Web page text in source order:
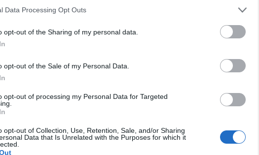
Data Processing Opt Outs
opt-out of the Sharing of my personal data.
opt-out of the Sale of my Personal Data.
opt-out of processing my Personal Data for Targeted
opt-out of Collection, Use, Retention, Sale, and/or Sharing
Data that Is Unrelated with the Purposes for which it
να δώσει μια
τον γιο του
Και οι μαϊμούδες έχουν κατοικίδια! Οι
"φιλίες" μεταξύ διαφορετικών ειδών